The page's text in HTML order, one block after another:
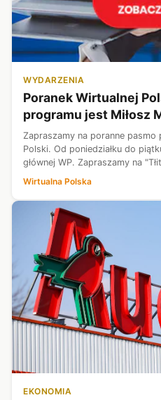
WYDARZENIA
Poranek Wirtualnej
programu jest Miłosz
Zapraszamy na poranne pasmo
Polski. Od poniedziałku do
głównej WP. Zapraszamy na
Wirtualna Polska
EKONOMIA